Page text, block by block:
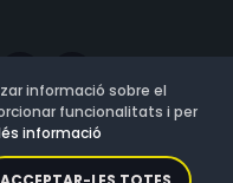
informació sobre el
funcionalitats i per
informació